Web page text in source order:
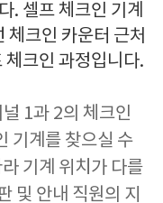
. 셀프 체크인 기계
체크인 카운터 근처
체크인 과정입니다.
널 1과 2의 체크인
기계를 찾으실 수
기계 위치가 다를
및 안내 직원의 지